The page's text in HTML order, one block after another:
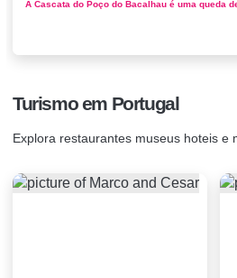
Turismo em Portugal
Explora restaurantes museus hoteis e